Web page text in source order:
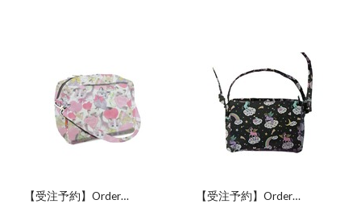
【受注予約】Order
【受注予約】Order